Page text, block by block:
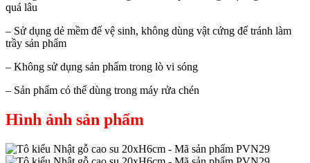
quá lâu
– Sử dụng dẻ mềm để vệ sinh, không dùng vật cứng để tránh làm
trầy sản phẩm
– Không sử dụng sản phẩm trong lò vi sóng
– Sản phẩm có thể dùng trong máy rửa chén
Hình ảnh sản phẩm